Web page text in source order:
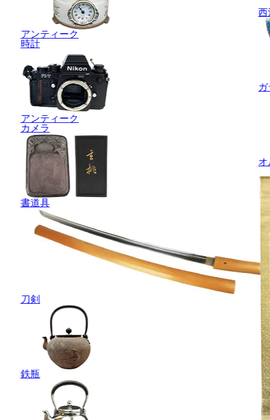
アンティーク
時計
アンティーク
カメラ
書道具
刀剣
鉄瓶
西
オ